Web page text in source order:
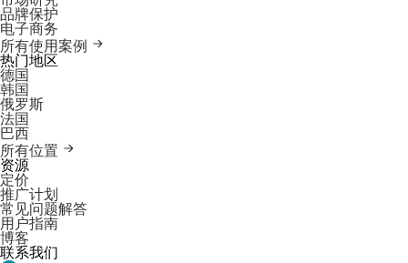
品牌保护
电子商务
所有使用案例
热门地区
德国
韩国
俄罗斯
法国
巴西
所有位置
资源
定价
推广计划
常见问题解答
用户指南
博客
联系我们